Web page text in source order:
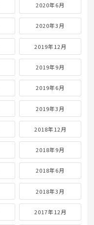
2020年6月
2020年3月
2019年12月
2019年9月
2019年6月
2019年3月
2018年12月
2018年9月
2018年6月
2018年3月
2017年12月